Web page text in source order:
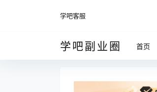
学吧客服
学吧副业圈 首页